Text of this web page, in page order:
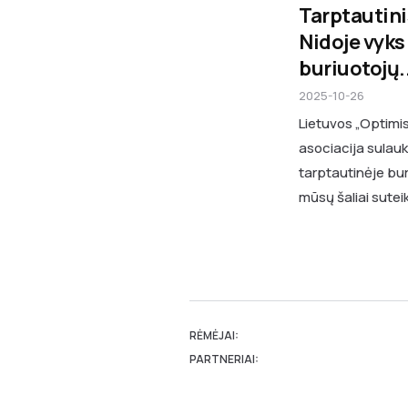
Nidoje
2025-10-26
Lietuvos
asociacija
tarptautinėje
mūsų šaliai
RĖMĖJAI:
PARTNERIAI: